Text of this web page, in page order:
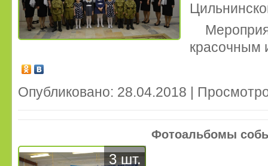
красочным
Опубликовано: 28.04.2018 |
Фотоальбомы
3 шт.